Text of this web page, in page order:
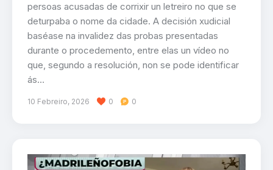
persoas acusadas de corrixir un letreiro no que se
deturpaba o nome da cidade. A decisión xudicial
baséase na invalidez das probas presentadas
durante o procedemento, entre elas un vídeo no
que, segundo a resolución, non se pode identificar
ás…
10 Febreiro, 2026 0 0